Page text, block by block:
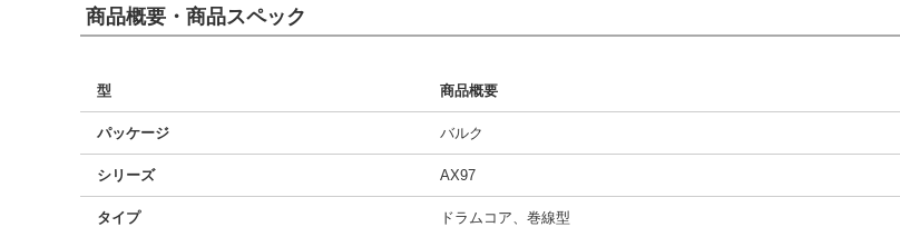
商品概要・商品スペック
型 商品概要
パッケージ バルク
シリーズ AX97
タイプ ドラムコア、巻線型